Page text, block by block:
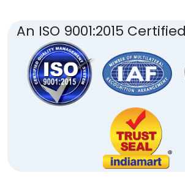
An ISO 9001:2015